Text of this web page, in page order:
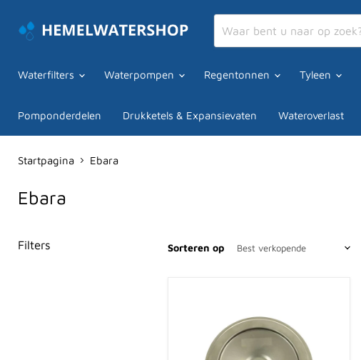
Waterfilters
Waterpompen Regentonnen Tyleen
Pomponderdelen Drukketels & Expansievaten Wateroverlast
Startpagina Ebara
Ebara
Filters Sorteren op